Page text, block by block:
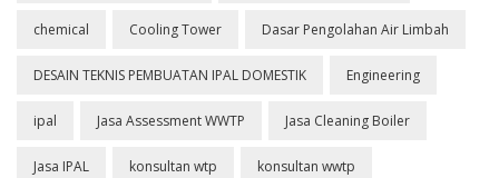
chemical Cooling Tower Dasar Pengolahan Air Limbah
DESAIN TEKNIS PEMBUATAN IPAL DOMESTIK Engineering
ipal Jasa Assessment WWTP Jasa Cleaning Boiler
Jasa IPAL konsultan wtp konsultan wwtp